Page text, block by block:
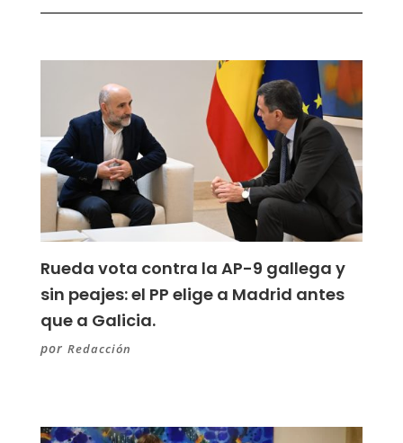
Rueda vota contra la AP-9 gallega y
sin peajes: el PP elige a Madrid antes
que a Galicia.
por Redacción